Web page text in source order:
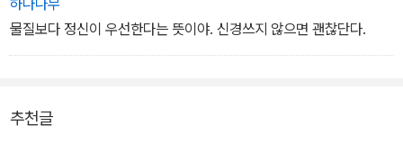
“나는 납치당했어요.”
나는 소리쳤다.
“아주 잘했어. 그러면 그들이 경찰에 연락할 거야. 경찰은 방 을 찾을
그리 확신하는 표정은 아니었다. 내가 상기시켜주었다.
“5년 전 그 추운 3월의 어느 날 당신은 원시적인 조건에서 혼자 건강
한 아이를 출산하셨습니다. 그것이 당신 인생에서 가장 힘든 일이었
“최고의 일이었죠.”
물질보다 정신이 우선한다는 뜻이야. 신경쓰지 않으면 괜찮단다.
추천글